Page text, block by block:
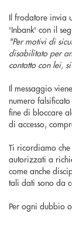
Il frodatore invia
'Inbank' con il
"Per motivi di
disabilitato per
contatto con lei,
Il messaggio
numero
fine di bloccare
di accesso,
Ti ricordiamo che
autorizzati a
come anche
tali dati sono da
Per ogni dubbio